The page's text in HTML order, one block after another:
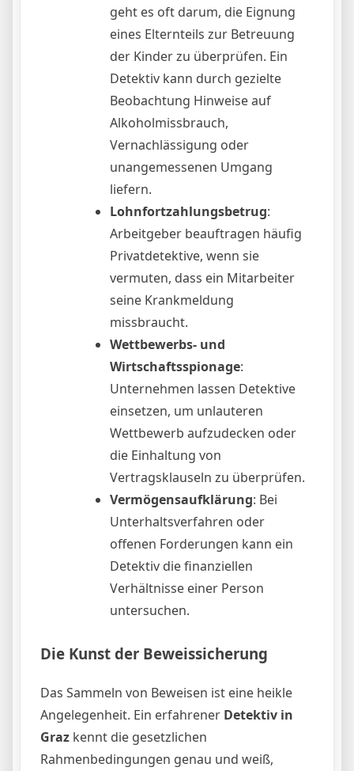
geht es oft darum, die Eignung
eines Elternteils zur Betreuung
der Kinder zu überprüfen. Ein
Detektiv kann durch gezielte
Beobachtung Hinweise auf
Alkoholmissbrauch,
Vernachlässigung oder
unangemessenen Umgang
liefern.
Lohnfortzahlungsbetrug:
Arbeitgeber beauftragen häufig
Privatdetektive, wenn sie
vermuten, dass ein Mitarbeiter
seine Krankmeldung
missbraucht.
Wettbewerbs- und
Wirtschaftsspionage:
Unternehmen lassen Detektive
einsetzen, um unlauteren
Wettbewerb aufzudecken oder
die Einhaltung von
Vertragsklauseln zu überprüfen.
Vermögensaufklärung: Bei
Unterhaltsverfahren oder
offenen Forderungen kann ein
Detektiv die finanziellen
Verhältnisse einer Person
untersuchen.
Die Kunst der Beweissicherung
Das Sammeln von Beweisen ist eine heikle
Angelegenheit. Ein erfahrener Detektiv in
Graz kennt die gesetzlichen
Rahmenbedingungen genau und weiß,